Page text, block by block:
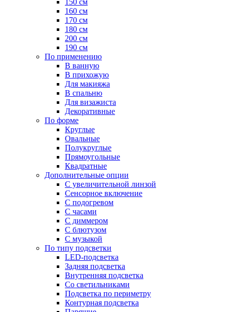
150 см
160 см
170 см
180 см
200 см
190 см
По применению
В ванную
В прихожую
Для макияжа
В спальню
Для визажиста
Декоративные
По форме
Круглые
Овальные
Полукруглые
Прямоугольные
Квадратные
Дополнительные опции
C увеличительной линзой
Сенсорное включение
С подогревом
С часами
С диммером
С блютузом
С музыкой
По типу подсветки
LED-подсветка
Задняя подсветка
Внутренняя подсветка
Со светильниками
Подсветка по периметру
Контурная подсветка